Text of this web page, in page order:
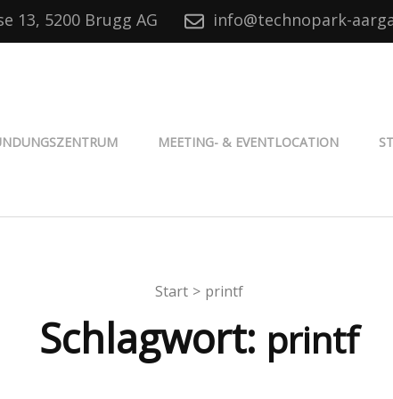
13, 5200 Brugg AG info@technopark-
MEETING- & EVENTLOCATION
Start > printf
Schlagwort: printf